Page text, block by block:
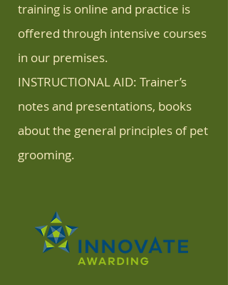
training is online and practice is
offered through intensive courses
in our premises.
INSTRUCTIONAL AID: Trainer’s
notes and presentations, books
about the general principles of pet
grooming.